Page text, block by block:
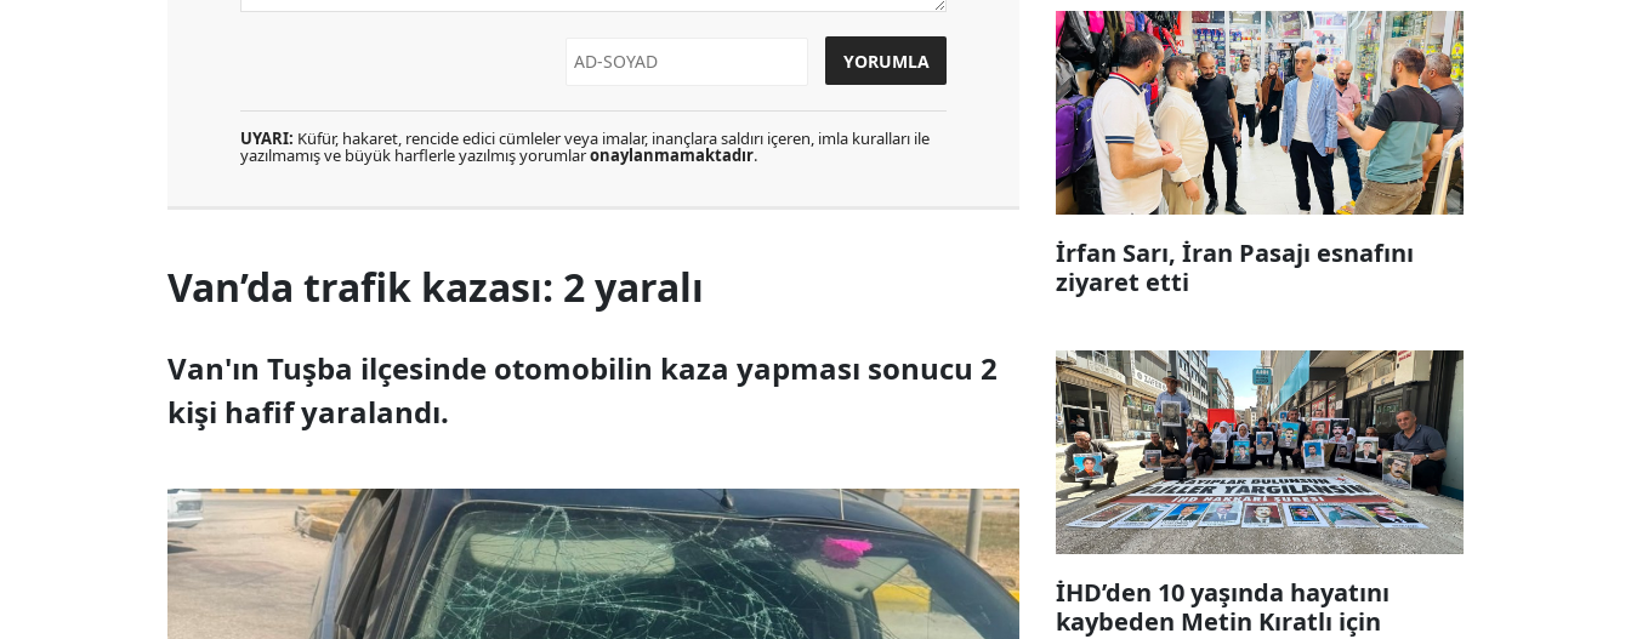
UYARI: Küfür, hakaret, rencide edici cümleler veya imalar, inançlara saldırı içeren, imla kuralları ile
yazılmamış ve büyük harflerle yazılmış yorumlaronaylanmamaktadır.
Van’da trafik kazası: 2 yaralı
Van'ın Tuşba ilçesinde otomobilin kaza yapması sonucu 2
kişi hafif yaralandı.
İrfan Sarı, İran Pasajı esnafını
ziyaret etti
İHD’den 10 yaşında hayatını
kaybeden Metin Kıratlı için